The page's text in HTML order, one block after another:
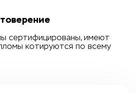
сертифицированы, имеют
котируются по всему